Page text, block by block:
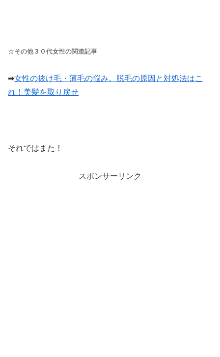
☆その他３０代女性の関連記事
➡︎女性の抜け毛・薄毛の悩み。脱毛の原因と対処法はこ
れ！美髪を取り戻せ
それではまた！
スポンサーリンク